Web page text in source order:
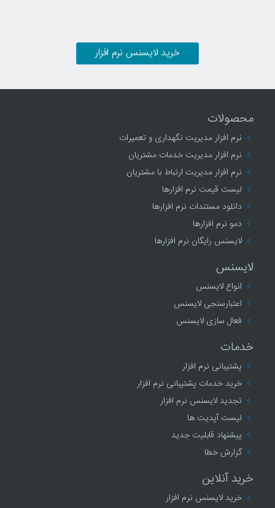
خرید لایسنس نرم افزار
محصولات
نرم افزار مدیریت نگهداری و تعمیرات
نرم افزار مدیریت خدمات مشتریان
نرم افزار مدیریت ارتباط با مشتریان
لیست قیمت نرم افزارها
دانلود مستندات نرم افزارها
دمو نرم افزارها
لایسنس رایگان نرم افزارها
لایسنس
انواع لایسنس
اعتبارسنجی لایسنس
فعال سازی لایسنس
خدمات
پشتیبانی نرم افزار
خرید خدمات پشتیبانی نرم افزار
تجدید لایسنس نرم افزار
لیست آپدیت ها
پیشنهاد قابلیت جدید
گزارش خطا
خرید آنلاین
خرید لایسنس نرم افزار